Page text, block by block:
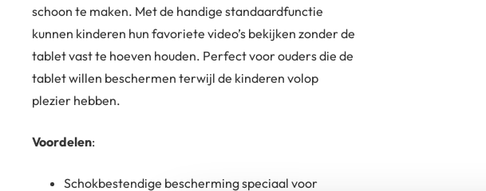
schoon te maken. Met de handige standaardfunctie
kunnen kinderen hun favoriete video’s bekijken zonder de
tablet vast te hoeven houden. Perfect voor ouders die de
tablet willen beschermen terwijl de kinderen volop
plezier hebben.
Voordelen:
Schokbestendige bescherming speciaal voor